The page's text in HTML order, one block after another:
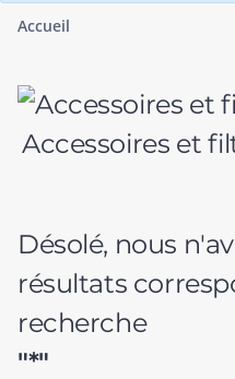
Accueil
Accessoires et
Désolé, nous
résultats
recherche
"*"